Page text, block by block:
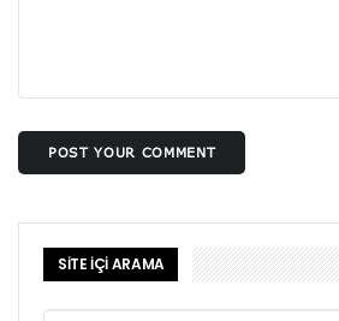
POST YOUR COMMENT
SİTE İÇİ ARAMA